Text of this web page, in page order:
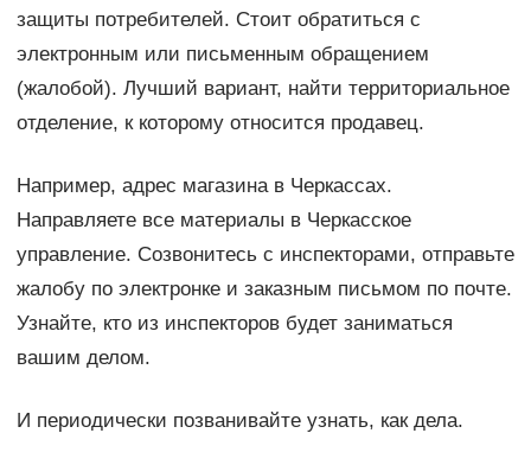
защиты потребителей. Стоит обратиться с
электронным или письменным обращением
(жалобой). Лучший вариант, найти территориальное
отделение, к которому относится продавец.
Например, адрес магазина в Черкассах.
Направляете все материалы в Черкасское
управление. Созвонитесь с инспекторами, отправьте
жалобу по электронке и заказным письмом по почте.
Узнайте, кто из инспекторов будет заниматься
вашим делом.
И периодически позванивайте узнать, как дела.